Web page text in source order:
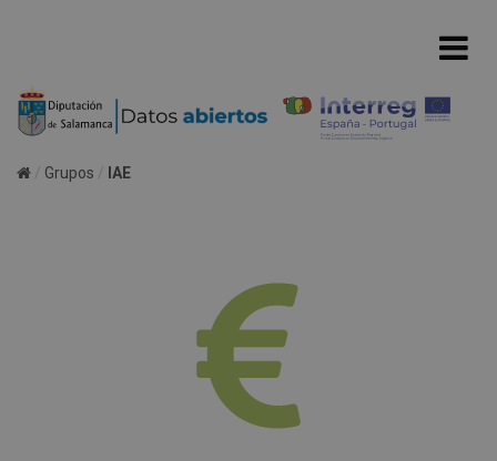
Grupos IAE